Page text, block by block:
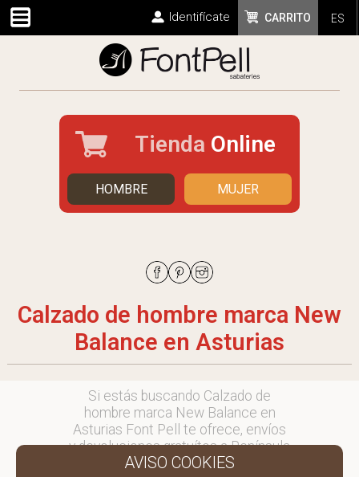
ES
CARRITO
Identifícate
Tienda Online
HOMBRE MUJER
Calzado de hombre marca New
Balance en Asturias
Si estás buscando Calzado de
hombre marca New Balance en
Asturias Font Pell te ofrece, envíos
y devoluciones gratuítos a Península
y Baleares, para otros destinos